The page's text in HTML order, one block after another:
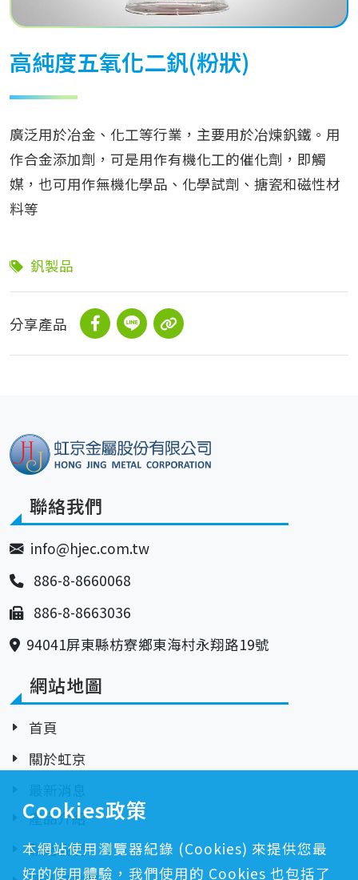
高純度五氧化二釩(粉狀)
廣泛用於冶金、化工等行業，主要用於冶煉釩鐵。用
作合金添加劑，可是用作有機化工的催化劑，即觸
媒，也可用作無機化學品、化學試劑、搪瓷和磁性材
料等
釩製品
分享產品
聯絡我們
info@hjec.com.tw
886-8-8660068
886-8-8663036
94041屏東縣枋寮鄉東海村永翔路19號
網站地圖
首頁
關於虹京
產品介紹
聯絡我們
Cookies政策
本網站使用瀏覽器紀錄 (Cookies) 來提供您最
好的使用體驗，我們使用的 Cookies 也包括了